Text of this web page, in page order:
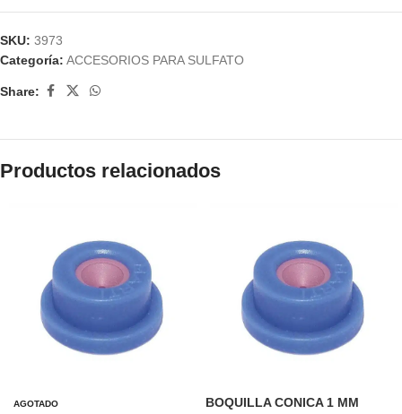
SKU: 3973
Categoría: ACCESORIOS PARA SULFATO
Share:
Productos relacionados
AGOTADO BOQUILLA CONICA 1 MM